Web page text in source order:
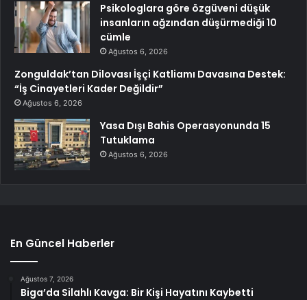
Psikologlara göre özgüveni düşük
insanların ağzından düşürmediği 10
cümle
Ağustos 6, 2026
Zonguldak’tan Dilovası İşçi Katliamı Davasına Destek:
“İş Cinayetleri Kader Değildir”
Ağustos 6, 2026
Yasa Dışı Bahis Operasyonunda 15
Tutuklama
Ağustos 6, 2026
En Güncel Haberler
Ağustos 7, 2026
Biga’da Silahlı Kavga: Bir Kişi Hayatını Kaybetti